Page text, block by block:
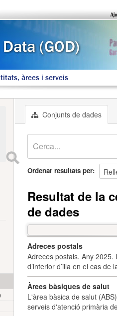
àrees i serveis
Conjunts de dades
Ordenar resultats per
Resultat de la
de dades
Adreces postals
Adreces postals. Any 2025.
d’interior d’illa en el cas
Àrees bàsiques de salut
L'àrea bàsica de salut
serveis d'atenció primària